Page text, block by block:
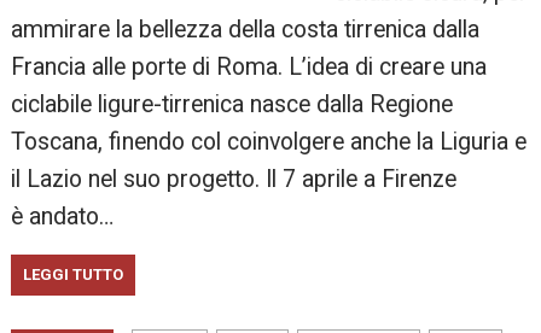
ammirare la bellezza della costa tirrenica dalla
Francia alle porte di Roma. L’idea di creare una
ciclabile ligure-tirrenica nasce dalla Regione
Toscana, finendo col coinvolgere anche la Liguria e
il Lazio nel suo progetto. Il 7 aprile a Firenze
è andato…
LEGGI TUTTO